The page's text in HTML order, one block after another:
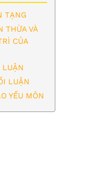
GIÁM)
TẠNG
THỪA VÀ
CỦA
LUẬN
YẾU MÔN